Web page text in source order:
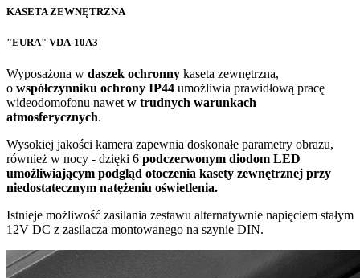
KASETA ZEWNĘTRZNA
"EURA" VDA-10A3
Wyposażona w daszek ochronny kaseta zewnętrzna,
o współczynniku ochrony IP44 umożliwia prawidłową pracę
wideodomofonu nawet w trudnych warunkach
atmosferycznych.
Wysokiej jakości kamera zapewnia doskonałe parametry obrazu,
również w nocy - dzięki 6 podczerwonym diodom LED
umożliwiającym podgląd otoczenia kasety zewnętrznej przy
niedostatecznym natężeniu oświetlenia.
Istnieje możliwość zasilania zestawu alternatywnie napięciem stałym
12V DC z zasilacza montowanego na szynie DIN.